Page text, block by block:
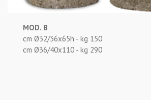
MOD. B
cm Ø32/36x65h - kg 150
cm Ø36/40x110 - kg 290